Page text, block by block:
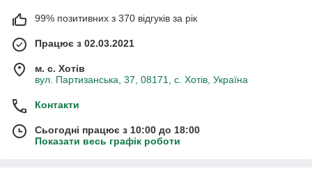
99% позитивних з 370 відгуків за рік
Працює з 02.03.2021
м. с. Хотів
вул. Партизанська, 37, 08171, с. Хотів, Україна
Контакти
Сьогодні працює з 10:00 до 18:00
Показати весь графік роботи